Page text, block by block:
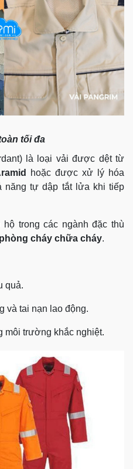
tối đa
là loại vải được dệt từ
hoặc được xử lý hóa
năng tự dập tắt lửa khi tiếp
hộ trong các ngành đặc thù
cháy chữa cháy.
quả.
và tai nạn lao động.
môi trường khắc nghiệt.